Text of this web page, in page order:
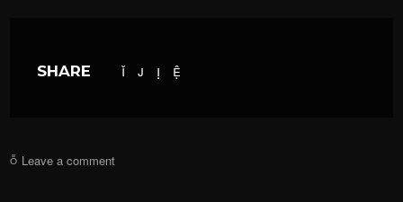
SHARE
Leave a comment